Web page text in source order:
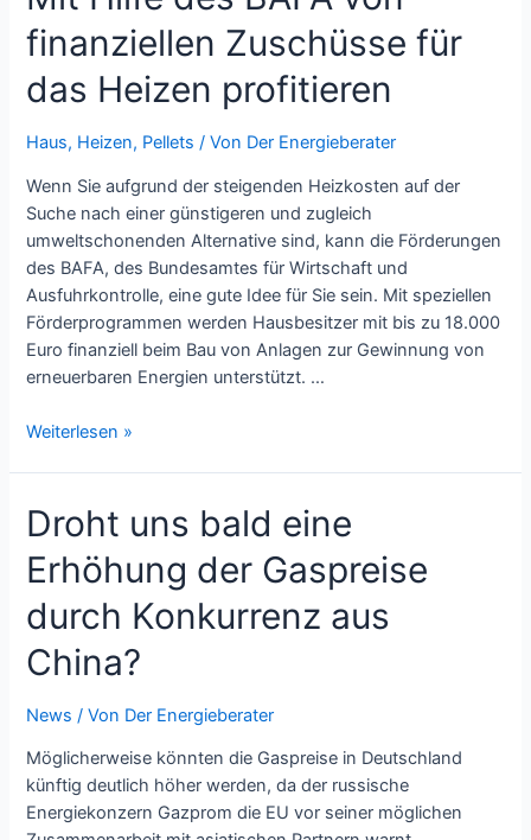
Die
typischen
finanziellen Zuschüsse für
das Heizen profitieren
Haus, Heizen, Pellets / Von Der Energieberater
Wenn Sie aufgrund der steigenden Heizkosten auf der
Suche nach einer günstigeren und zugleich
umweltschonenden Alternative sind, kann die Förderungen
des BAFA, des Bundesamtes für Wirtschaft und
Ausfuhrkontrolle, eine gute Idee für Sie sein. Mit speziellen
Förderprogrammen werden Hausbesitzer mit bis zu 18.000
Euro finanziell beim Bau von Anlagen zur Gewinnung von
erneuerbaren Energien unterstützt. …
Mit
BAFA
von
finanziellen
für
das
Heizen
profitieren
Weiterlesen »
Droht uns bald eine
Erhöhung der Gaspreise
durch Konkurrenz aus
China?
News / Von Der Energieberater
Möglicherweise könnten die Gaspreise in Deutschland
künftig deutlich höher werden, da der russische
Energiekonzern Gazprom die EU vor seiner möglichen